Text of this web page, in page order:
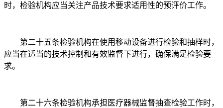
时，检验机构应当关注产品技术要求适用性的预评价工作。
第二十五条检验机构在使用移动设备进行检验和抽样时，
应当在适当的技术控制和有效监督下进行，确保满足检验要
求。
第二十六条检验机构承担医疗器械监督抽查检验工作时，